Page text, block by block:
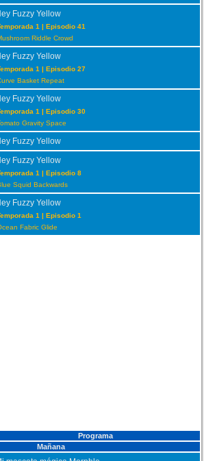
Fuzzy Yellow
1 | Episodio 41
Riddle Crowd
Fuzzy Yellow
1 | Episodio 27
Basket Repeat
Fuzzy Yellow
1 | Episodio 30
Gravity Space
Fuzzy Yellow
Fuzzy Yellow
1 | Episodio 8
Squid Backwards
Fuzzy Yellow
1 | Episodio 1
Fabric Glide
Programa
Mañana